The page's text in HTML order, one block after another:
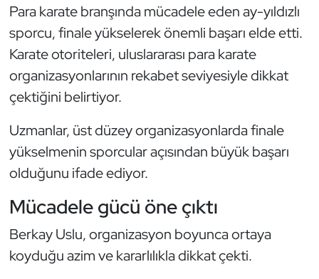
Para karate branşında mücadele eden ay-yıldızlı
sporcu, finale yükselerek önemli başarı elde etti.
Karate otoriteleri, uluslararası para karate
organizasyonlarının rekabet seviyesiyle dikkat
çektiğini belirtiyor.
Uzmanlar, üst düzey organizasyonlarda finale
yükselmenin sporcular açısından büyük başarı
olduğunu ifade ediyor.
Mücadele gücü öne çıktı
Berkay Uslu, organizasyon boyunca ortaya
koyduğu azim ve kararlılıkla dikkat çekti.
Güreş
Halter
Hava Sporları
İşitme Engelli Sporcular
Kano ve Rafting
Karate